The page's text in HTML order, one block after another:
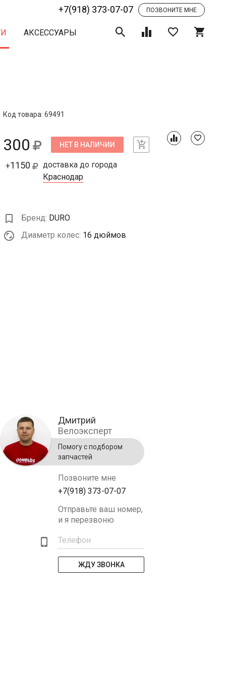
+7(918) 373-07-07 ПОЗВОНИТЕ МНЕ
АКСЕССУАРЫ
Код товара: 69491
300 НЕТ В НАЛИЧИИ
+1150
доставка до города
Краснодар
Бренд: DURO
Диаметр колес: 16 дюймов
Дмитрий
Велоэксперт
Помогу с подбором
запчастей
Позвоните мне
+7(918) 373-07-07
Отправьте ваш номер,
и я перезвоню
Телефон
ЖДУ ЗВОНКА